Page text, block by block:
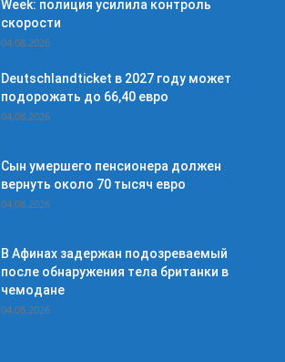
Week: полиция усилила контроль
скорости
04.08.2026
Deutschlandticket в 2027 году может
подорожать до 66,40 евро
04.08.2026
Сын умершего пенсионера должен
вернуть около 70 тысяч евро
04.08.2026
В Афинах задержан подозреваемый
после обнаружения тела британки в
чемодане
04.08.2026